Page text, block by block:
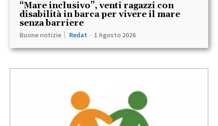
“Mare inclusivo”, venti ragazzi con
disabilità in barca per vivere il mare
senza barriere
Buone notizie Redat - 1 Agosto 2026